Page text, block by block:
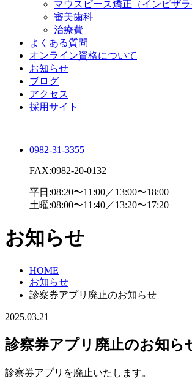
マウスピース矯正（インビザラ
審美歯科
治療費
よくある質問
オンライン資格について
お知らせ
ブログ
アクセス
採用サイト
0982-31-3355
FAX:0982-20-0132
平日:08:20〜11:00／13:00〜18:00
土曜:08:00〜11:40／13:20〜17:20
お知らせ
HOME
お知らせ
診察券アプリ廃止のお知らせ
2025.03.21
診察券アプリ廃止のお知ら
診察券アプリを廃止いたします。